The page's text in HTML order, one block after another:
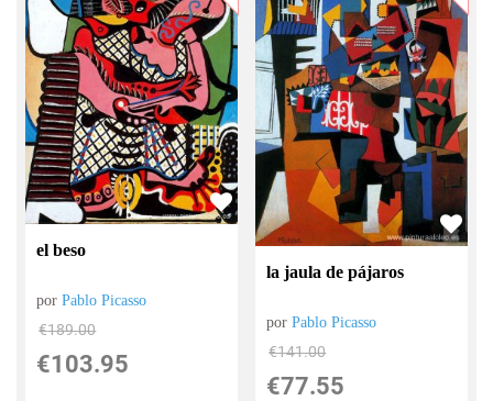
el beso
porPablo Picasso
€189.00
€103.95
la jaula de pájaros
porPablo Picasso
€141.00
€77.55